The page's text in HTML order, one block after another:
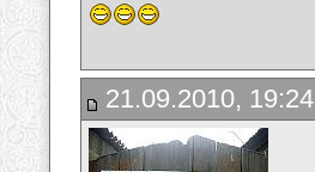
21.09.2010, 19:24